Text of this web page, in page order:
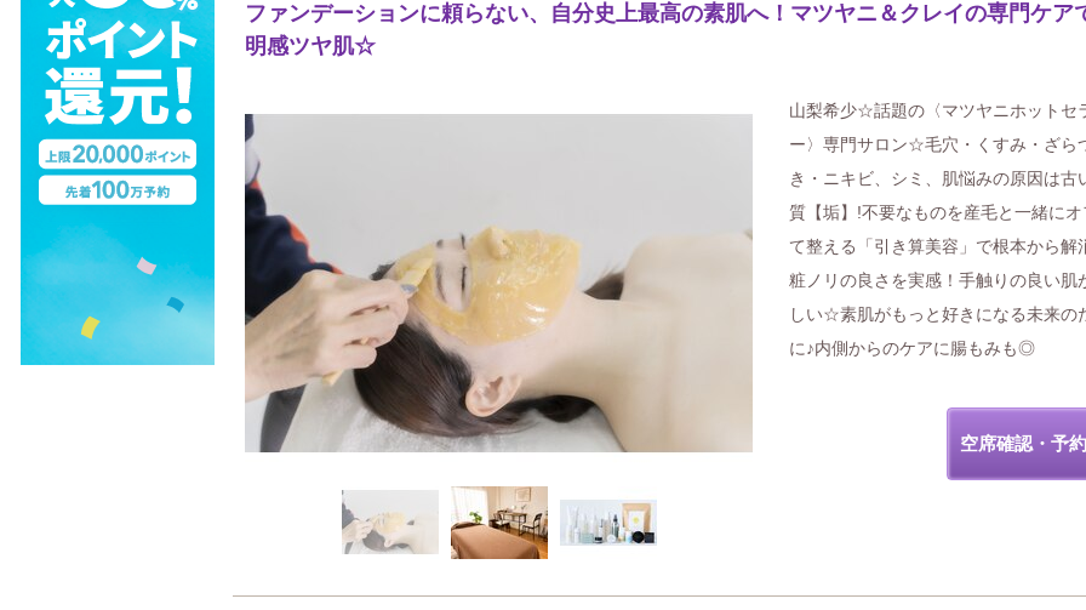
ファンデーションに頼らない、自分史上最高の素肌へ！マツヤニ＆クレイの専門ケア
明感ツヤ肌☆
山梨希少☆話題の〈マツヤニホットセ
ー〉専門サロン☆毛穴・くすみ・ざら
き・ニキビ、シミ、肌悩みの原因は古
質【垢】!不要なものを産毛と一緒にオ
て整える「引き算美容」で根本から解
粧ノリの良さを実感！手触りの良い肌
しい☆素肌がもっと好きになる未来の
に♪内側からのケアに腸もみも◎
空席確認・予